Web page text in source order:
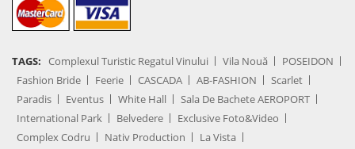
TAGS: Complexul Turistic Regatul Vinului Vila Nouă
POSEIDON
Fashion Bride
Feerie CASCADA AB-FASHION
Scarlet
Paradis
Eventus White Hall
Sala De Bachete AEROPORT
International Park
Belvedere
Exclusive Foto&Video
Complex Codru
Nativ Production
La Vista